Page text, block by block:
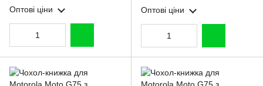
Оптові ціни Оптові ціни